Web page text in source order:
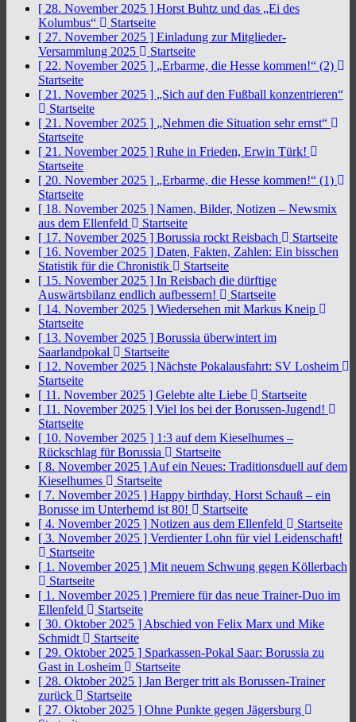
[ 28. November 2025 ] Horst Buhtz und das „Ei des
Kolumbus“
Startseite
[ 27. November 2025 ] Einladung zur Mitglieder-
Versammlung 2025
Startseite
[ 22. November 2025 ] „Erbarme, die Hesse kommen!“ (2)
Startseite
[ 21. November 2025 ] „Sich auf den Fußball konzentrieren“
Startseite
[ 21. November 2025 ] „Nehmen die Situation sehr ernst“
Startseite
[ 21. November 2025 ] Ruhe in Frieden, Erwin Türk!
Startseite
[ 20. November 2025 ] „Erbarme, die Hesse kommen!“ (1)
Startseite
[ 18. November 2025 ] Namen, Bilder, Notizen – Newsmix
aus dem Ellenfeld
Startseite
[ 17. November 2025 ] Borussia rockt Reisbach
Startseite
[ 16. November 2025 ] Daten, Fakten, Zahlen: Ein bisschen
Statistik für die Chronistik
Startseite
[ 15. November 2025 ] In Reisbach die dürftige
Auswärtsbilanz endlich aufbessern!
Startseite
[ 14. November 2025 ] Wiedersehen mit Markus Kneip
Startseite
[ 13. November 2025 ] Borussia überwintert im
Saarlandpokal
Startseite
[ 12. November 2025 ] Nächste Pokalausfahrt: SV Losheim
Startseite
[ 11. November 2025 ] Gelebte alte Liebe
Startseite
[ 11. November 2025 ] Viel los bei der Borussen-Jugend!
Startseite
[ 10. November 2025 ] 1:3 auf dem Kieselhumes –
Rückschlag für Borussia
Startseite
[ 8. November 2025 ] Auf ein Neues: Traditionsduell auf dem
Kieselhumes
Startseite
[ 7. November 2025 ] Happy birthday, Horst Schauß – ein
Borusse im Unterhemd ist 80!
Startseite
[ 4. November 2025 ] Notizen aus dem Ellenfeld
Startseite
[ 3. November 2025 ] Verdienter Lohn für viel Leidenschaft!
Startseite
[ 1. November 2025 ] Mit neuem Schwung gegen Köllerbach
Startseite
[ 1. November 2025 ] Premiere für das neue Trainer-Duo im
Ellenfeld
Startseite
[ 30. Oktober 2025 ] Abschied von Felix Marx und Mike
Schmidt
Startseite
[ 29. Oktober 2025 ] Sparkassen-Pokal Saar: Borussia zu
Gast in Losheim
Startseite
[ 28. Oktober 2025 ] Jan Berger tritt als Borussen-Trainer
zurück
Startseite
[ 27. Oktober 2025 ] Ohne Punkte gegen Jägersburg